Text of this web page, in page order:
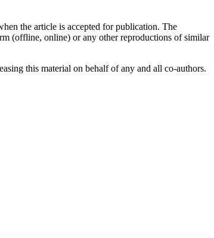
the article is accepted for publication. The
(offline, online) or any other reproductions of similar
this material on behalf of any and all co-authors.